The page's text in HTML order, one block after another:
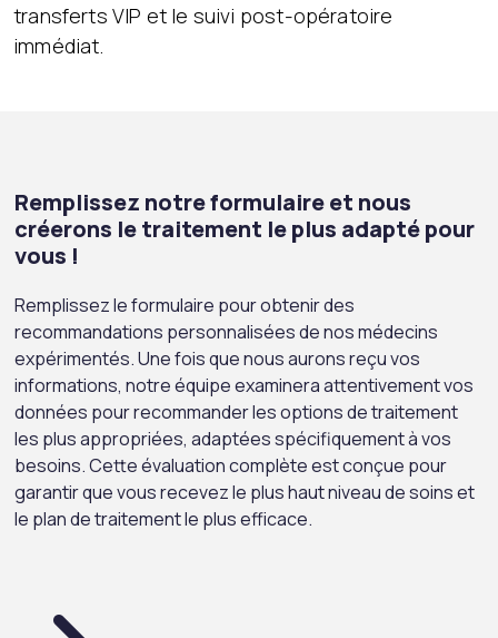
transferts VIP et le suivi post-opératoire
immédiat.
Remplissez notre formulaire et nous
créerons le traitement le plus adapté pour
vous !
Remplissez le formulaire pour obtenir des
recommandations personnalisées de nos médecins
expérimentés. Une fois que nous aurons reçu vos
informations, notre équipe examinera attentivement vos
données pour recommander les options de traitement
les plus appropriées, adaptées spécifiquement à vos
besoins. Cette évaluation complète est conçue pour
garantir que vous recevez le plus haut niveau de soins et
le plan de traitement le plus efficace.